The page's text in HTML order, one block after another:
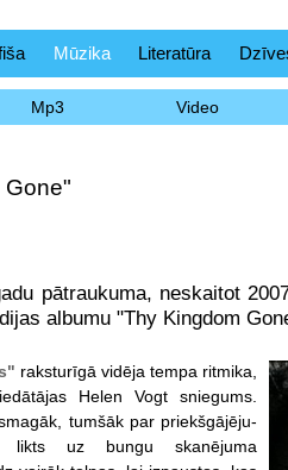
Mūzika Literatūra
Mp3 Video
Gone"
pātraukuma, neskaitot
albumu "Thy Kingdom
raksturīgā vidēja tempa ritmika,
Helen Vogt sniegums.
tumšāk par priekšgājēju-
likts uz bungu skanējuma